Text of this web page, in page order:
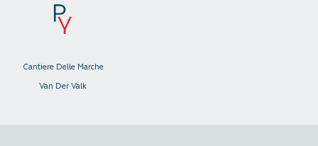
Cantiere Delle Marche
Van Der Valk